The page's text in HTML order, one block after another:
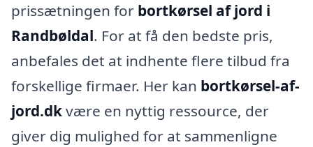
prissætningen for bortkørsel af jord i
Randbøldal. For at få den bedste pris,
anbefales det at indhente flere tilbud fra
forskellige firmaer. Her kan bortkørsel-af-
jord.dkvære en nyttig ressource, der
giver dig mulighed for at sammenligne